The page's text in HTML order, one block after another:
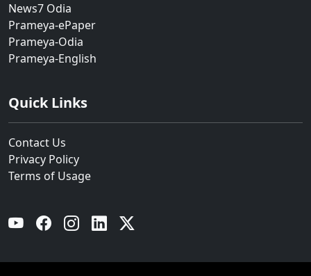
News7 Odia
Prameya-ePaper
Prameya-Odia
Prameya-English
Quick Links
Contact Us
Privacy Policy
Terms of Usage
YouTube Facebook Instagram Linkedin